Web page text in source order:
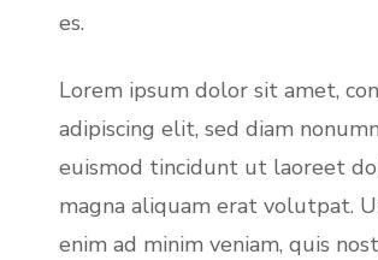
es.
Lorem ipsum dolor sit amet,
adipiscing elit, sed diam
euismod tincidunt ut laoreet
magna aliquam erat volutpat.
enim ad minim veniam, quis